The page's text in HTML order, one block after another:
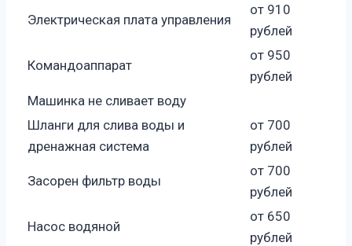
Электрическая плата управления
от 910
рублей
Командоаппарат
от 950
рублей
Машинка не сливает воду
Шланги для слива воды и
дренажная система
от 700
рублей
Засорен фильтр воды
от 700
рублей
Насос водяной
от 650
рублей